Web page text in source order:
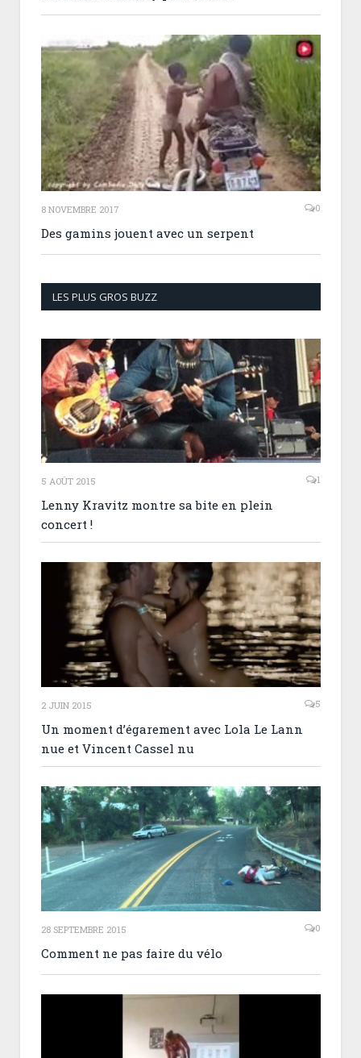
8 NOVEMBRE 2017 0
Des gamins jouent avec un serpent
LES PLUS GROS BUZZ
5 AOÛT 2015 1
Lenny Kravitz montre sa bite en plein
concert !
2 JUIN 2015 5
Un moment d’égarement avec Lola Le Lann
nue et Vincent Cassel nu
28 SEPTEMBRE 2015 0
Comment ne pas faire du vélo